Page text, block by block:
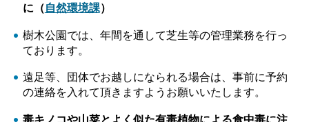
に（自然環境課）
樹木公園では、年間を通して芝生等の管理業務を行っ
ております。
遠足等、団体でお越しになられる場合は、事前に予約
の連絡を入れて頂きますようお願いいたします。
毒キノコや山菜とよく似た有毒植物による食中毒に注